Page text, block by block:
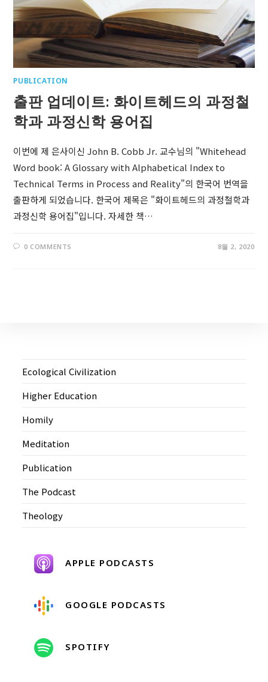
PUBLICATION
출판 업데이트: 화이트헤드의 과정철
학과 과정신학 용어집
이번에 제 은사이신 John B. Cobb Jr. 교수님의 "Whitehead
Word book: A Glossary with Alphabetical Index to
Technical Terms in Process and Reality"의 한국어 번역을
출판하게 되었습니다. 한국어 제목은 "화이트헤드의 과정철학과
과정신학 용어집"입니다. 자세한 책…
0 COMMENTS 8월 2, 2020
Ecological Civilization
Higher Education
Homily
Meditation
Publication
The Podcast
Theology
APPLE PODCASTS
GOOGLE PODCASTS
SPOTIFY